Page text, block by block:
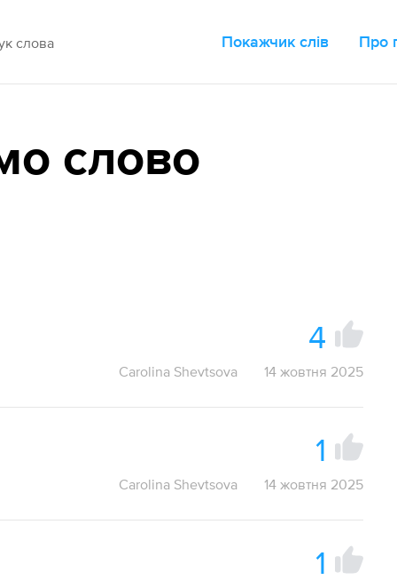
Покажчик слів Про
слово
4
Carolina Shevtsova 14 жовтня 2025
1
Carolina Shevtsova 14 жовтня 2025
1